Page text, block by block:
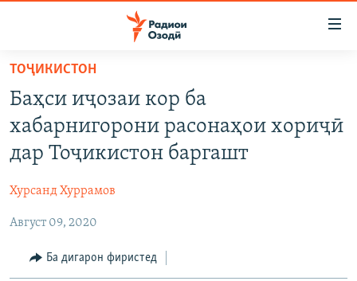
Ҷаҳиш
мояи
аслӣ
ба
феҳристи
аслӣ
Ҷаҳиш
ҷустор
СИЁСАТ
ИҚТИСОД
ҚАЗИЯИ "КРОКУС"
ОСИЁИ МАРКАЗӢ
ФАРҲАНГ
ГАПИ ОЗОД
РӮЗГОРИ МУҲОҶИР
ТАҲҚИҚОТ
ҶАНГ ДАР УКРАИНА
НАЗАРИ МАРДУМ
ТОҶИКИСТОН
Баҳси иҷозаи кор ба
хабарнигорони расонаҳои хориҷӣ
дар Тоҷикистон баргашт
Хурсанд Хуррамов
Август 09, 2020
Ба дигарон фиристед